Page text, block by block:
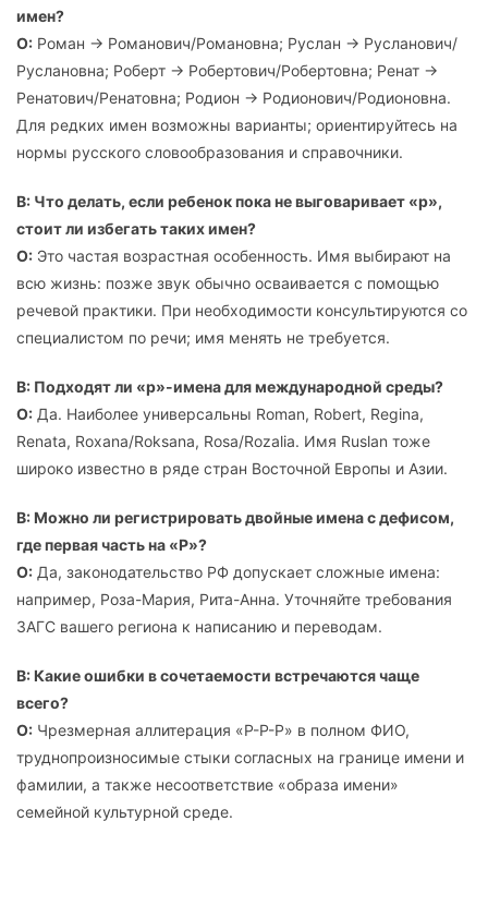
имен?
О: Роман → Романович/Романовна; Руслан → Русланович/
Руслановна; Роберт → Робертович/Робертовна; Ренат →
Ренатович/Ренатовна; Родион → Родионович/Родионовна.
Для редких имен возможны варианты; ориентируйтесь на
нормы русского словообразования и справочники.
В: Что делать, если ребенок пока не выговаривает «р»,
стоит ли избегать таких имен?
О: Это частая возрастная особенность. Имя выбирают на
всю жизнь: позже звук обычно осваивается с помощью
речевой практики. При необходимости консультируются со
специалистом по речи; имя менять не требуется.
В: Подходят ли «р»-имена для международной среды?
О: Да. Наиболее универсальны Roman, Robert, Regina,
Renata, Roxana/Roksana, Rosa/Rozalia. Имя Ruslan тоже
широко известно в ряде стран Восточной Европы и Азии.
В: Можно ли регистрировать двойные имена с дефисом,
где первая часть на «Р»?
О: Да, законодательство РФ допускает сложные имена:
например, Роза-Мария, Рита-Анна. Уточняйте требования
ЗАГС вашего региона к написанию и переводам.
В: Какие ошибки в сочетаемости встречаются чаще
всего?
О: Чрезмерная аллитерация «Р-Р-Р» в полном ФИО,
труднопроизносимые стыки согласных на границе имени и
фамилии, а также несоответствие «образа имени»
семейной культурной среде.